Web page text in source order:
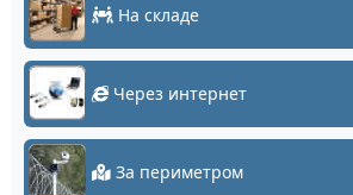
На складе
Через интернет
За периметром